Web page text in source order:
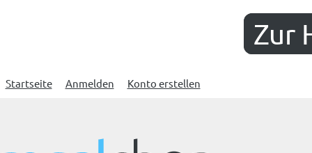
Zur
Startseite Anmelden Konto erstellen